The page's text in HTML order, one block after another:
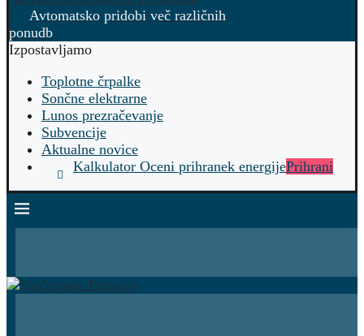
Avtomatsko pridobi več različnih
ponudb
Izpostavljamo
Toplotne črpalke
Sončne elektrarne
Lunos prezračevanje
Subvencije
Aktualne novice
Kalkulator Oceni prihranek energijePrihrani